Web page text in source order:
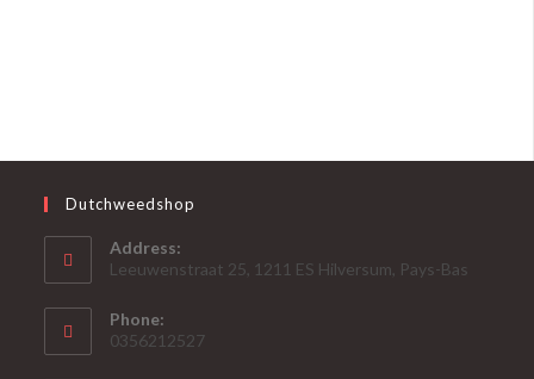
Dutchweedshop
Address:
Leeuwenstraat 25, 1211 ES Hilversum, Pays-Bas
Phone:
0356212527